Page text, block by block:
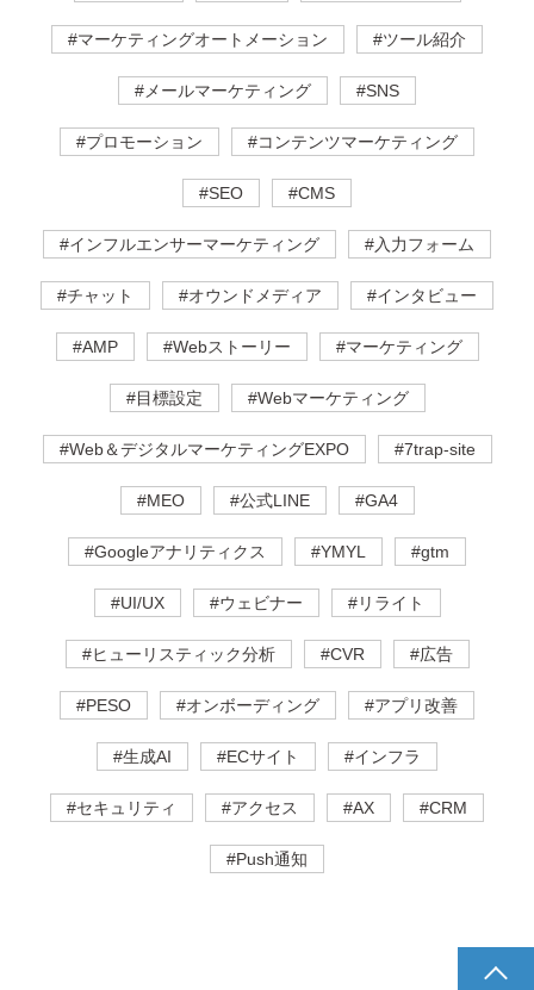
#マーケティングオートメーション #ツール紹介
#メールマーケティング #SNS
#プロモーション #コンテンツマーケティング
#SEO #CMS
#インフルエンサーマーケティング #入力フォーム
#チャット #オウンドメディア #インタビュー
#AMP #Webストーリー #マーケティング
#目標設定 #Webマーケティング
#Web＆デジタルマーケティングEXPO #7trap-site
#MEO #公式LINE #GA4
#Googleアナリティクス #YMYL #gtm
#UI/UX #ウェビナー #リライト
#ヒューリスティック分析 #CVR #広告
#PESO #オンボーディング #アプリ改善
#生成AI #ECサイト #インフラ
#セキュリティ #アクセス #AX #CRM
#Push通知